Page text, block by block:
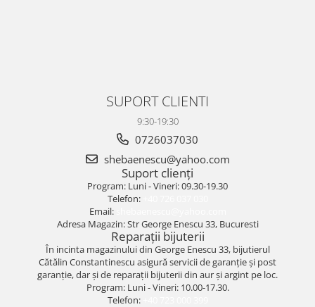
SUPORT CLIENTI
9:30-19:30
0726037030
shebaenescu@yahoo.com
Suport clienți
Program: Luni - Vineri: 09.30-19.30
Telefon:
Email:
Adresa Magazin: Str George Enescu 33, Bucuresti
Reparații bijuterii
În incinta magazinului din George Enescu 33, bijutierul
Cătălin Constantinescu asigură servicii de garanție și post
garanție, dar și de reparații bijuterii din aur și argint pe loc.
Program: Luni - Vineri: 10.00-17.30.
Telefon: